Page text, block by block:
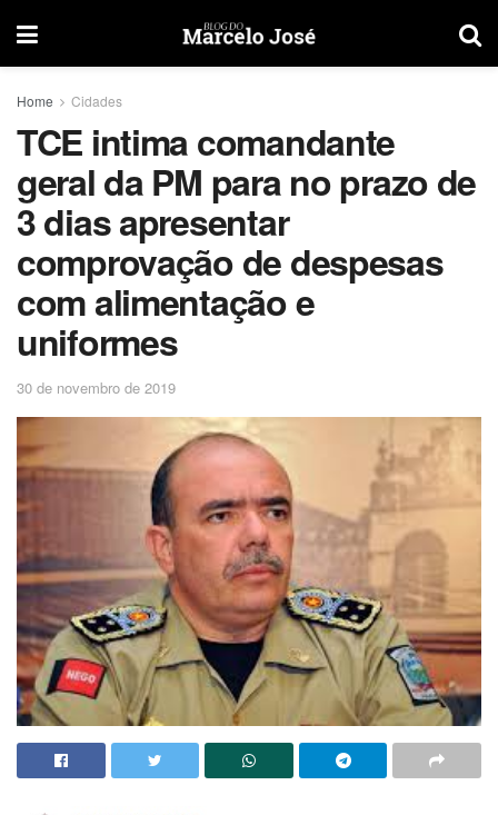
Home Cidades
TCE intima comandante
geral da PM para no prazo de
3 dias apresentar
comprovação de despesas
com alimentação e
uniformes
30 de novembro de 2019